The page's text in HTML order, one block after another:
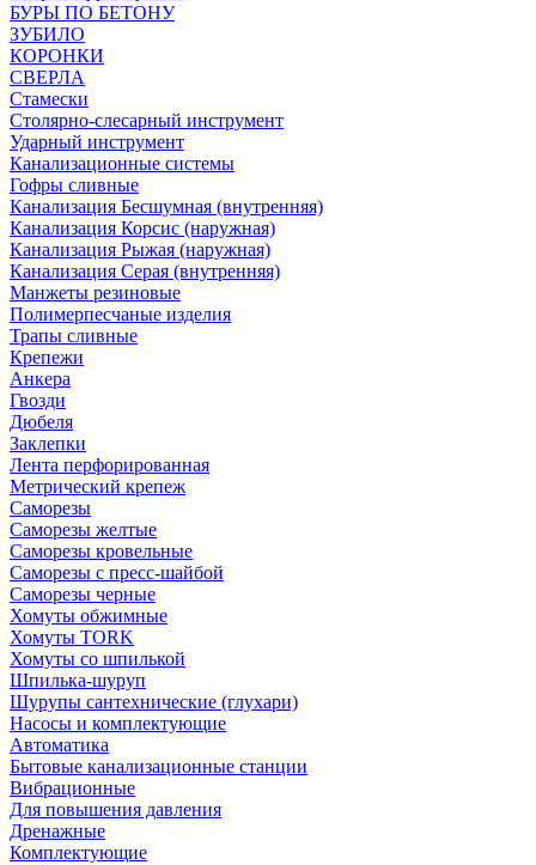
БУРЫ ПО БЕТОНУ
ЗУБИЛО
КОРОНКИ
СВЕРЛА
Стамески
Столярно-слесарный инструмент
Ударный инструмент
Канализационные системы
Гофры сливные
Канализация Бесшумная (внутренняя)
Канализация Корсис (наружная)
Канализация Рыжая (наружная)
Канализация Серая (внутренняя)
Манжеты резиновые
Полимерпесчаные изделия
Трапы сливные
Крепежи
Анкера
Гвозди
Дюбеля
Заклепки
Лента перфорированная
Метрический крепеж
Саморезы
Саморезы желтые
Саморезы кровельные
Саморезы с пресс-шайбой
Саморезы черные
Хомуты обжимные
Хомуты TORK
Хомуты со шпилькой
Шпилька-шуруп
Шурупы сантехнические (глухари)
Насосы и комплектующие
Автоматика
Бытовые канализационные станции
Вибрационные
Для повышения давления
Дренажные
Комплектующие